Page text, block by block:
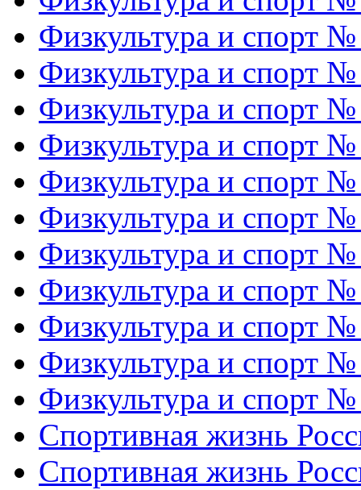
Физкультура и спорт
Физкультура и спорт
Физкультура и спорт
Физкультура и спорт
Физкультура и спорт
Физкультура и спорт
Физкультура и спорт
Физкультура и спорт
Физкультура и спорт
Физкультура и спорт
Физкультура и спорт
Спортивная жизнь
Спортивная жизнь